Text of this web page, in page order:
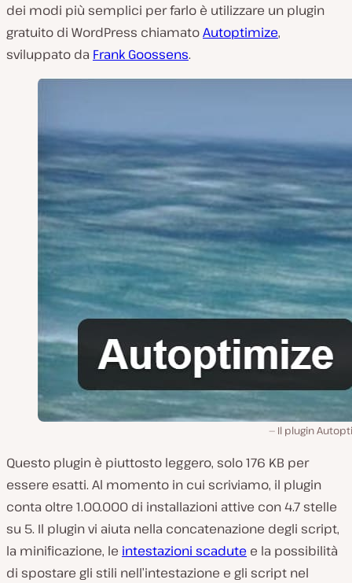
dei modi più semplici per farlo è utilizzare un plugin
gratuito di WordPress chiamatoAutoptimize,
sviluppato da Frank Goossens.
Il plugin
Questo plugin è piuttosto leggero, solo 176 KB per
essere esatti. Al momento in cui scriviamo, il plugin
conta oltre 1.00.000 di installazioni attive con 4.7 stelle
su 5. Il plugin vi aiuta nella concatenazione degli script,
la minificazione, le intestazioni scadute e la possibilità
di spostare gli stili nell’intestazione e gli script nel